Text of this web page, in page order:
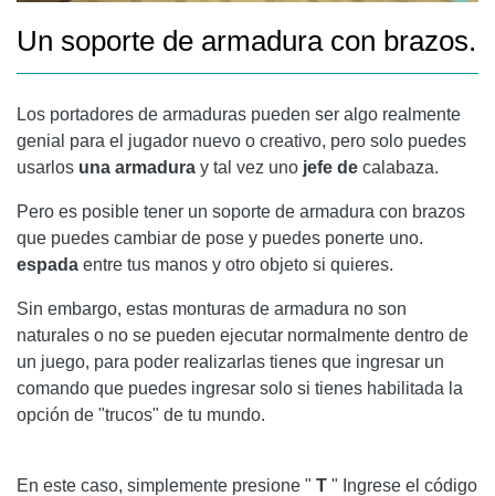
Un soporte de armadura con brazos.
Los portadores de armaduras pueden ser algo realmente
genial para el jugador nuevo o creativo, pero solo puedes
usarlos una armadura y tal vez uno jefe de calabaza.
Pero es posible tener un soporte de armadura con brazos
que puedes cambiar de pose y puedes ponerte uno.
espada entre tus manos y otro objeto si quieres.
Sin embargo, estas monturas de armadura no son
naturales o no se pueden ejecutar normalmente dentro de
un juego, para poder realizarlas tienes que ingresar un
comando que puedes ingresar solo si tienes habilitada la
opción de "trucos" de tu mundo.
En este caso, simplemente presione " T " Ingrese el código